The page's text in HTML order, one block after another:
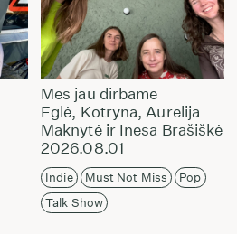
Mes jau dirbame
Eglė, Kotryna, Aurelija
Maknytė ir Inesa Brašiškė
2026.08.01
Indie Must Not Miss
Pop
Talk Show